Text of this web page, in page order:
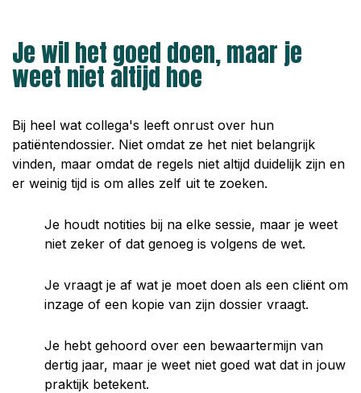
Je wil het goed doen, maar je
weet niet altijd hoe
Bij heel wat collega's leeft onrust over hun
patiëntendossier. Niet omdat ze het niet belangrijk
vinden, maar omdat de regels niet altijd duidelijk zijn en
er weinig tijd is om alles zelf uit te zoeken.
Je houdt notities bij na elke sessie, maar je weet
niet zeker of dat genoeg is volgens de wet.
Je vraagt je af wat je moet doen als een cliënt om
inzage of een kopie van zijn dossier vraagt.
Je hebt gehoord over een bewaartermijn van
dertig jaar, maar je weet niet goed wat dat in jouw
praktijk betekent.